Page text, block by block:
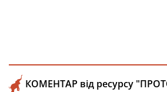
КОМЕНТАР від ресурсу